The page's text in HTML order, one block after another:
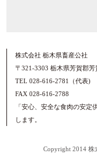
株式会社 栃木県畜産公社
〒321-3303 栃木県芳賀郡
TEL 028-616-2781（代表)
FAX 028-616-2788
「安心、安全な食肉の安
します。
Copyright 2014 株